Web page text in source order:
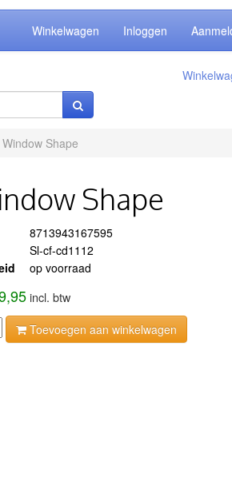
Winkelwagen Inloggen
Shape
Shape
8713943167595
Sl-cf-cd1112
op voorraad
incl. btw
Toevoegen aan winkelwagen